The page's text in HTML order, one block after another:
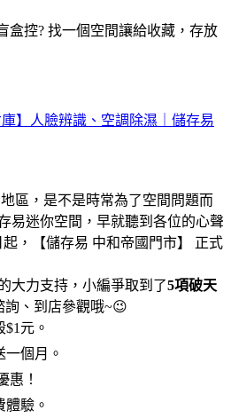
盒控? 找一個空間讓給收藏，存放
】人臉辨識、空調除濕｜儲存易
區，是不是時常為了空間問題而
易迷你空間，早就聽到各位的心聲
，【儲存易 中和帝國門市】 正式
大力支持，小編爭取到了5項破天
詢、到店參觀哦~😉
元。
一個月。
惠！
體驗。